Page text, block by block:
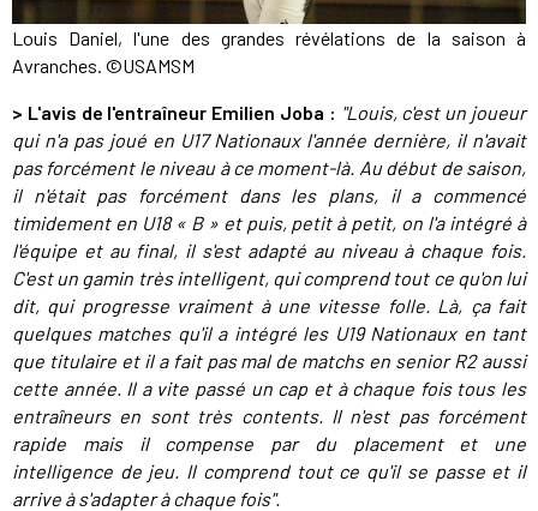
Louis Daniel, l'une des grandes révélations de la saison à
Avranches. ©USAMSM
> L'avis de l'entraîneur Emilien Joba : "Louis, c'est un joueur
qui n'a pas joué en U17 Nationaux l'année dernière, il n'avait
pas forcément le niveau à ce moment-là. Au début de saison,
il n'était pas forcément dans les plans, il a commencé
timidement en U18 « B » et puis, petit à petit, on l'a intégré à
l'équipe et au final, il s'est adapté au niveau à chaque fois.
C'est un gamin très intelligent, qui comprend tout ce qu'on lui
dit, qui progresse vraiment à une vitesse folle. Là, ça fait
quelques matches qu'il a intégré les U19 Nationaux en tant
que titulaire et il a fait pas mal de matchs en senior R2 aussi
cette année. Il a vite passé un cap et à chaque fois tous les
entraîneurs en sont très contents. Il n'est pas forcément
rapide mais il compense par du placement et une
intelligence de jeu. Il comprend tout ce qu'il se passe et il
arrive à s'adapter à chaque fois".